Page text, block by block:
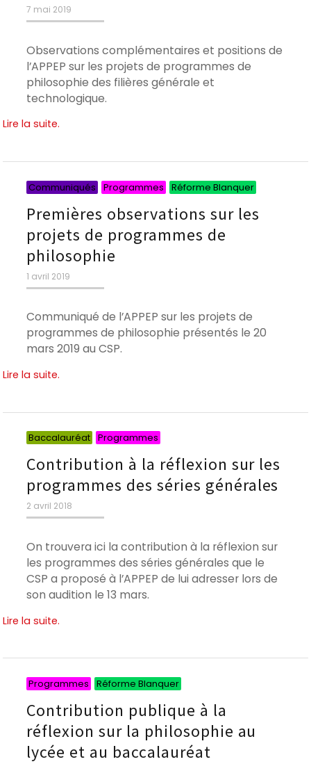
Publié
le
7 mai 2019
Observations complémentaires et positions de
l’APPEP sur les projets de programmes de
philosophie des filières générale et
technologique.
Lire la suite.
Communiqués Programmes Réforme Blanquer
Premières observations sur les
projets de programmes de
philosophie
Publié
le
1 avril 2019
Communiqué de l’APPEP sur les projets de
programmes de philosophie présentés le 20
mars 2019 au CSP.
Lire la suite.
Baccalauréat Programmes
Contribution à la réflexion sur les
programmes des séries générales
Publié
le
2 avril 2018
On trouvera ici la contribution à la réflexion sur
les programmes des séries générales que le
CSP a proposé à l’APPEP de lui adresser lors de
son audition le 13 mars.
Lire la suite.
Programmes Réforme Blanquer
Contribution publique à la
réflexion sur la philosophie au
lycée et au baccalauréat